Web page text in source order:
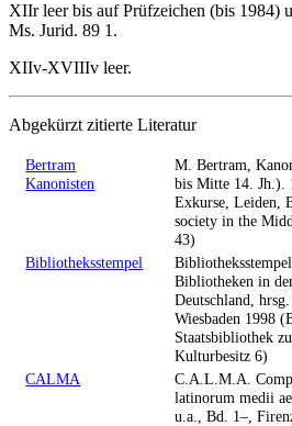
XIIr leer bis auf Prüfzeichen (bis 1984)
Ms. Jurid. 89 1 .
XIIv-XVIIIv leer.
Abgekürzt zitierte Literatur
Bertram
Kanonisten
M. Bertram,
bis Mitte 14. Jh.).
Exkurse, Leiden,
society in the
43)
Bibliotheksstempel
Bibliotheken in
Deutschland,
Wiesbaden 1998
Staatsbibliothek
Kulturbesitz 6)
CALMA
C.A.L.M.A.
latinorum medii
u.a., Bd. 1–,